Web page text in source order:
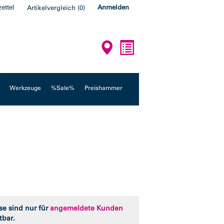
Artikelvergleich (0) Anmelden
Werkzeuge %Sale% Preishammer
sind nur fürangemeldete Kunden